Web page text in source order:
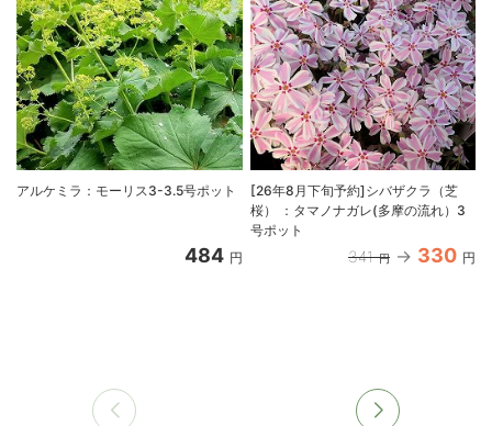
アルケミラ：モーリス3-3.5号ポット
484 円
[26年8月下旬予約]シバザクラ（芝
桜） ：タマノナガレ(多摩の流れ）3
号ポット
341 円 330 円